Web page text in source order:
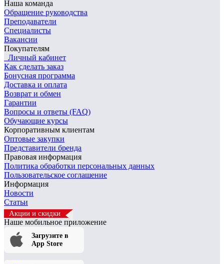
Наша команда
Обращение руководства
Преподаватели
Специалисты
Вакансии
Покупателям
Личный кабинет
Как сделать заказ
Бонусная программа
Доставка и оплата
Возврат и обмен
Гарантии
Вопросы и ответы (FAQ)
Обучающие курсы
Корпоративным клиентам
Оптовые закупки
Представители бренда
Правовая информация
Политика обработки персональных данных
Пользовательское соглашение
Информация
Новости
Статьи
Акции и скидки
Наше мобильное приложение
Загрузите в
App Store